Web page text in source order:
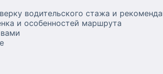
водительского стажа и
и особенностей маршрута